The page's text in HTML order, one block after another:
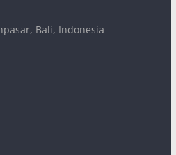
Bali, Indonesia